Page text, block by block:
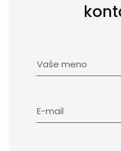
Vaše meno
E-mail